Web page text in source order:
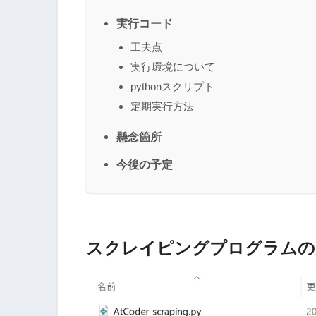
実行コード
工夫点
実行環境について
pythonスクリプト
定期実行方法
懸念箇所
今後の予定
スクレイピングプログラム